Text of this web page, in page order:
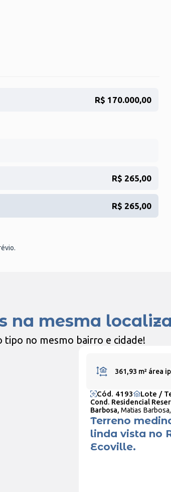
R$ 170.000,00
R$ 265,00
R$ 265,00
na mesma
tipo no mesmo bairro e cidade!
361,93 m² área
Cód. 4193 Lote /
Cond. Residencial
Barbosa, Matias
Terreno
linda vista no
Ecoville.